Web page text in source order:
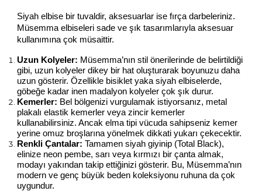
Siyah elbise bir tuvaldir, aksesuarlar ise fırça darbeleriniz.
Müsemma elbiseleri sade ve şık tasarımlarıyla aksesuar
kullanımına çok müsaittir.
Uzun Kolyeler: Müsemma’nın stil önerilerinde de belirtildiği
gibi, uzun kolyeler dikey bir hat oluşturarak boyunuzu daha
uzun gösterir. Özellikle bisiklet yaka siyah elbiselerde,
göbeğe kadar inen madalyon kolyeler çok şık durur.
Kemerler: Bel bölgenizi vurgulamak istiyorsanız, metal
plakalı elastik kemerler veya zincir kemerler
kullanabilirsiniz. Ancak elma tipi vücuda sahipseniz kemer
yerine omuz broşlarına yönelmek dikkati yukarı çekecektir.
Renkli Çantalar: Tamamen siyah giyinip (Total Black),
elinize neon pembe, sarı veya kırmızı bir çanta almak,
modayı yakından takip ettiğinizi gösterir. Bu, Müsemma’nın
modern ve genç büyük beden koleksiyonu ruhuna da çok
uygundur.